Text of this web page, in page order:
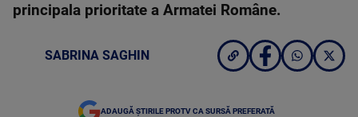
principala prioritate a Armatei Române.
SABRINA SAGHIN
ADAUGĂ ȘTIRILE PROTV CA SURSĂ PREFERATĂ